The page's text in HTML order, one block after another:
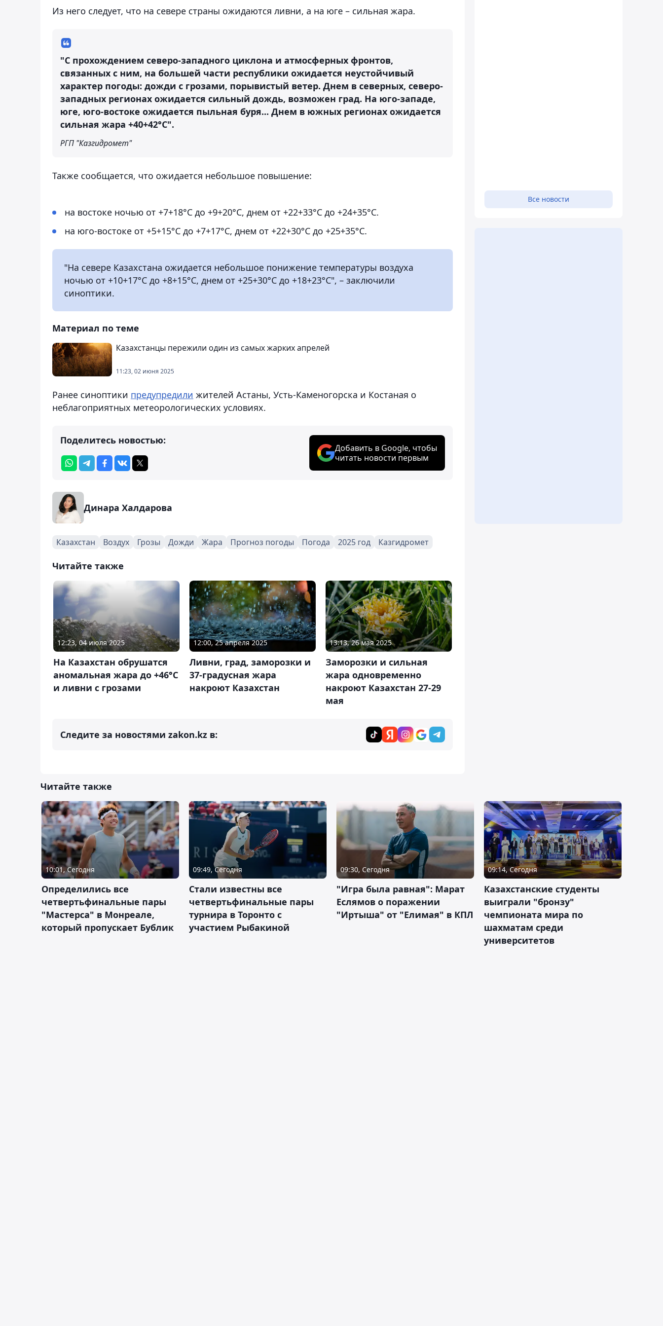
Из него следует, что на севере страны ожидаются ливни, а на юге – сильная жара.
"С прохождением северо-западного циклона и атмосферных фронтов,
связанных с ним, на большей части республики ожидается неустойчивый
характер погоды: дожди с грозами, порывистый ветер. Днем в северных, северо-
западных регионах ожидается сильный дождь, возможен град. На юго-западе,
юге, юго-востоке ожидается пыльная буря... Днем в южных регионах ожидается
сильная жара +40+42°C".
РГП "Казгидромет"
Также сообщается, что ожидается небольшое повышение:
на востоке ночью от +7+18°C до +9+20°C, днем от +22+33°C до +24+35°C.
на юго-востоке от +5+15°C до +7+17°C, днем от +22+30°C до +25+35°C.
"На севере Казахстана ожидается небольшое понижение температуры воздуха
ночью от +10+17°C до +8+15°C, днем от +25+30°C до +18+23°C", – заключили
синоптики.
Материал по теме
Казахстанцы пережили один из самых жарких апрелей
11:23, 02 июня 2025
Ранее синоптики предупредили жителей Астаны, Усть-Каменогорска и Костаная о
неблагоприятных метеорологических условиях.
Поделитесь новостью:
Добавить в Google, чтобы
читать новости первым
Динара Халдарова
Казахстан Воздух Грозы Дожди Жара Прогноз погоды Погода 2025 год Казгидромет
Читайте также
12:23, 04 июля 2025
На Казахстан обрушатся
аномальная жара до +46°C
и ливни с грозами
12:00, 25 апреля 2025
Ливни, град, заморозки и
37-градусная жара
накроют Казахстан
13:13, 26 мая 2025
Заморозки и сильная
жара одновременно
накроют Казахстан 27-29
мая
Следите за новостями zakon.kz в:
Все новости
Читайте также
10:01, Сегодня
Определились все
четвертьфинальные пары
"Мастерса" в Монреале,
который пропускает Бублик
09:49, Сегодня
Стали известны все
четвертьфинальные пары
турнира в Торонто с
участием Рыбакиной
09:30, Сегодня
"Игра была равная": Марат
Еслямов о поражении
"Иртыша" от "Елимая" в КПЛ
09:14, Сегодня
Казахстанские студенты
выиграли "бронзу"
чемпионата мира по
шахматам среди
университетов